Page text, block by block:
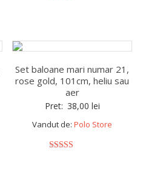
Set baloane mari numar 21,
rose gold, 101cm, heliu sau
aer
Pret: 38,00 lei
Vandut de:Polo Store